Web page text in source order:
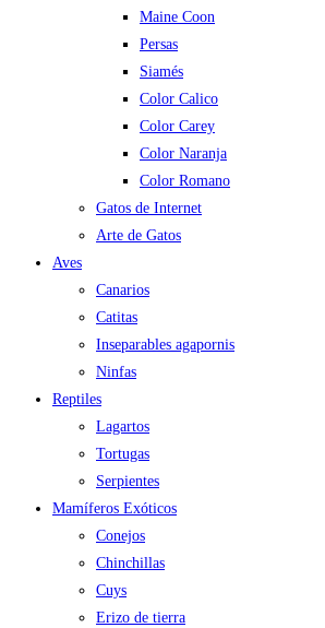
Maine Coon
Persas
Siamés
Color Calico
Color Carey
Color Naranja
Color Romano
Gatos de Internet
Arte de Gatos
Aves
Canarios
Catitas
Inseparables agapornis
Ninfas
Reptiles
Lagartos
Tortugas
Serpientes
Mamíferos Exóticos
Conejos
Chinchillas
Cuys
Erizo de tierra